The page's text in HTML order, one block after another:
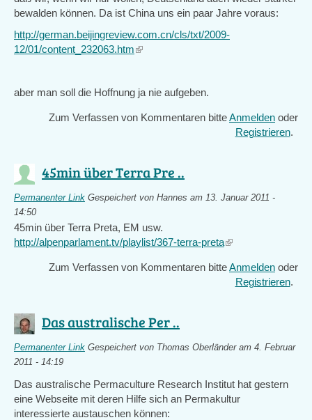
bewalden können. Da ist China uns ein paar Jahre voraus:
http://german.beijingreview.com.cn/cls/txt/2009-
12/01/content_232063.htm(link
aber man soll die Hoffnung ja nie aufgeben.
Zum Verfassen von Kommentaren bitteAnmelden oder
Registrieren.
45min über Terra Pre ..
Permanenter Link Gespeichert von Hannes am 13. Januar 2011 -
14:50
45min über Terra Preta, EM usw.
http://alpenparlament.tv/playlist/367-terra-preta(link
external)
Zum Verfassen von Kommentaren bitteAnmelden oder
Registrieren.
Das australische Per ..
Permanenter Link Gespeichert von Thomas Oberländeram 4. Februar
2011 - 14:19
Das australische Permaculture Research Institut hat gestern
eine Webseite mit deren Hilfe sich an Permakultur
interessierte austauschen können: